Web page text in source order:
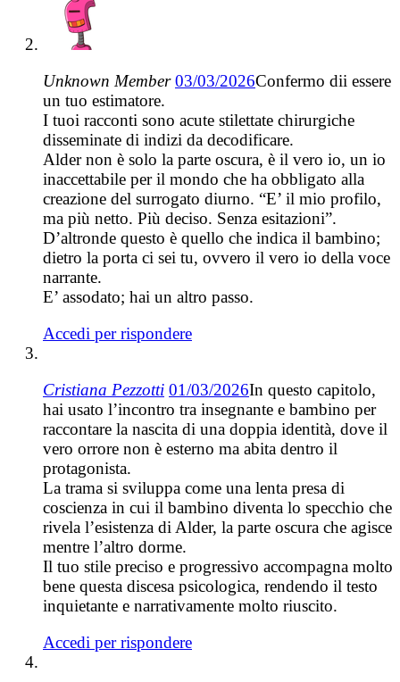
Unknown Member 03/03/2026Confermo dii essere
un tuo estimatore.
I tuoi racconti sono acute stilettate chirurgiche
disseminate di indizi da decodificare.
Alder non è solo la parte oscura, è il vero io, un io
inaccettabile per il mondo che ha obbligato alla
creazione del surrogato diurno. “E’ il mio profilo,
ma più netto. Più deciso. Senza esitazioni”.
D’altronde questo è quello che indica il bambino;
dietro la porta ci sei tu, ovvero il vero io della voce
narrante.
E’ assodato; hai un altro passo.
Accedi per rispondere
Cristiana Pezzotti 01/03/2026In questo capitolo,
hai usato l’incontro tra insegnante e bambino per
raccontare la nascita di una doppia identità, dove il
vero orrore non è esterno ma abita dentro il
protagonista.
La trama si sviluppa come una lenta presa di
coscienza in cui il bambino diventa lo specchio che
rivela l’esistenza di Alder, la parte oscura che agisce
mentre l’altro dorme.
Il tuo stile preciso e progressivo accompagna molto
bene questa discesa psicologica, rendendo il testo
inquietante e narrativamente molto riuscito.
Accedi per rispondere